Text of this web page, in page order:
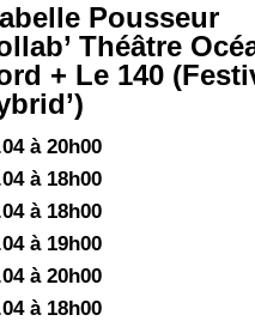
Pousseur
Théâtre
+ Le 140
à 20h00
à 18h00
à 18h00
à 19h00
à 20h00
à 18h00